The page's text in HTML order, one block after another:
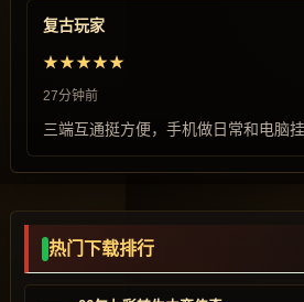
复古玩家
★★★★★
27分钟前
三端互通挺方便，手机做日常和电脑挂
热门下载排行